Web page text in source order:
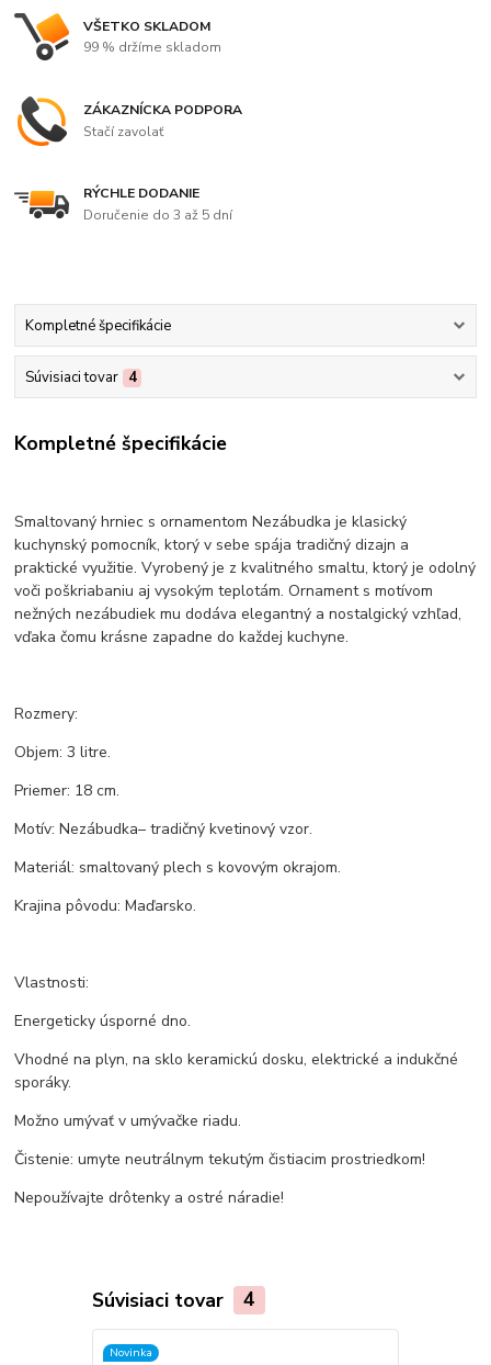
VŠETKO SKLADOM
99 % držíme skladom
ZÁKAZNÍCKA PODPORA
Stačí zavolať
RÝCHLE DODANIE
Doručenie do 3 až 5 dní
Kompletné špecifikácie
Súvisiaci tovar 4
Kompletné špecifikácie
Smaltovaný hrniec s ornamentom Nezábudka je klasický
kuchynský pomocník, ktorý v sebe spája tradičný dizajn a
praktické využitie. Vyrobený je z kvalitného smaltu, ktorý je odolný
voči poškriabaniu aj vysokým teplotám. Ornament s motívom
nežných nezábudiek mu dodáva elegantný a nostalgický vzhľad,
vďaka čomu krásne zapadne do každej kuchyne.
Rozmery:
Objem: 3 litre.
Priemer: 18 cm.
Motív: Nezábudka– tradičný kvetinový vzor.
Materiál: smaltovaný plech s kovovým okrajom.
Krajina pôvodu: Maďarsko.
Vlastnosti:
Energeticky úsporné dno.
Vhodné na plyn, na sklo keramickú dosku, elektrické a indukčné
sporáky.
Možno umývať v umývačke riadu.
Čistenie: umyte neutrálnym tekutým čistiacim prostriedkom!
Nepoužívajte drôtenky a ostré náradie!
Súvisiaci tovar 4
Novinka